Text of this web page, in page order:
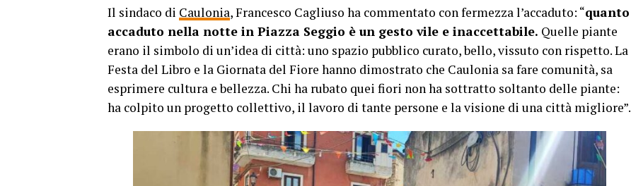
Il sindaco di Caulonia, Francesco Cagliuso ha commentato con fermezza l’accaduto: “quanto
accaduto nella notte in Piazza Seggio è un gesto vile e inaccettabile. Quelle piante
erano il simbolo di un’idea di città: uno spazio pubblico curato, bello, vissuto con rispetto. La
Festa del Libro e la Giornata del Fiore hanno dimostrato che Caulonia sa fare comunità, sa
esprimere cultura e bellezza. Chi ha rubato quei fiori non ha sottratto soltanto delle piante:
ha colpito un progetto collettivo, il lavoro di tante persone e la visione di una città migliore”.